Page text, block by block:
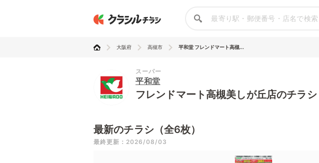
大阪府 高槻市 平和堂 フレンドマート高槻...
スーパー
平和堂
フレンドマート高槻美しが丘店のチラシ
最新のチラシ（全6枚）
最終更新：2026/08/03